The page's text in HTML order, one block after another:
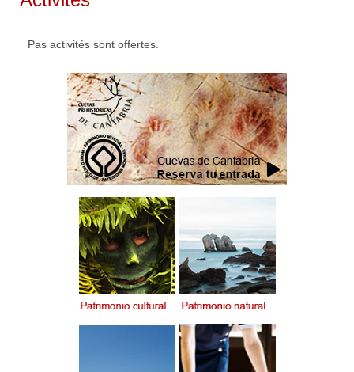
Pas activités sont offertes.